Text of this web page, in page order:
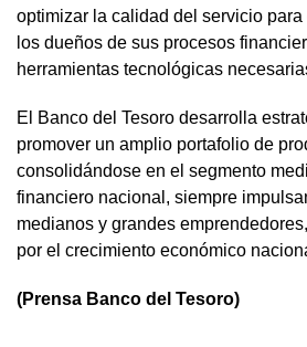
optimizar la calidad del servicio
los dueños de sus procesos
herramientas tecnológicas
El Banco del Tesoro desarrolla
promover un amplio portafolio de
consolidándose en el segmento
financiero nacional, siempre
medianos y grandes
por el crecimiento económico
(Prensa Banco del Tesoro)